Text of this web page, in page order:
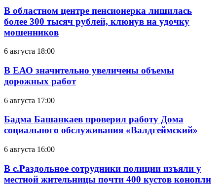
В областном центре пенсионерка лишилась
более 300 тысяч рублей, клюнув на удочку
мошенников
6 августа 18:00
В ЕАО значительно увеличены объемы
дорожных работ
6 августа 17:00
Бадма Башанкаев проверил работу Дома
социального обслуживания «Валдгеймский»
6 августа 16:00
В с.Раздольное сотрудники полиции изъяли у
местной жительницы почти 400 кустов конопли